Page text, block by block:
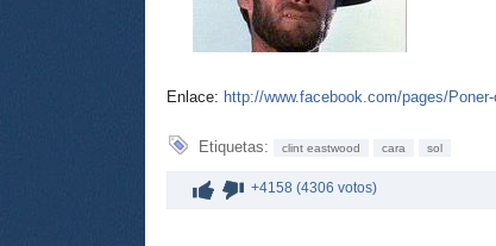
Enlace: http://www.facebook.com/pages/
Etiquetas: clint eastwood cara sol
+4158 (4306 votos)